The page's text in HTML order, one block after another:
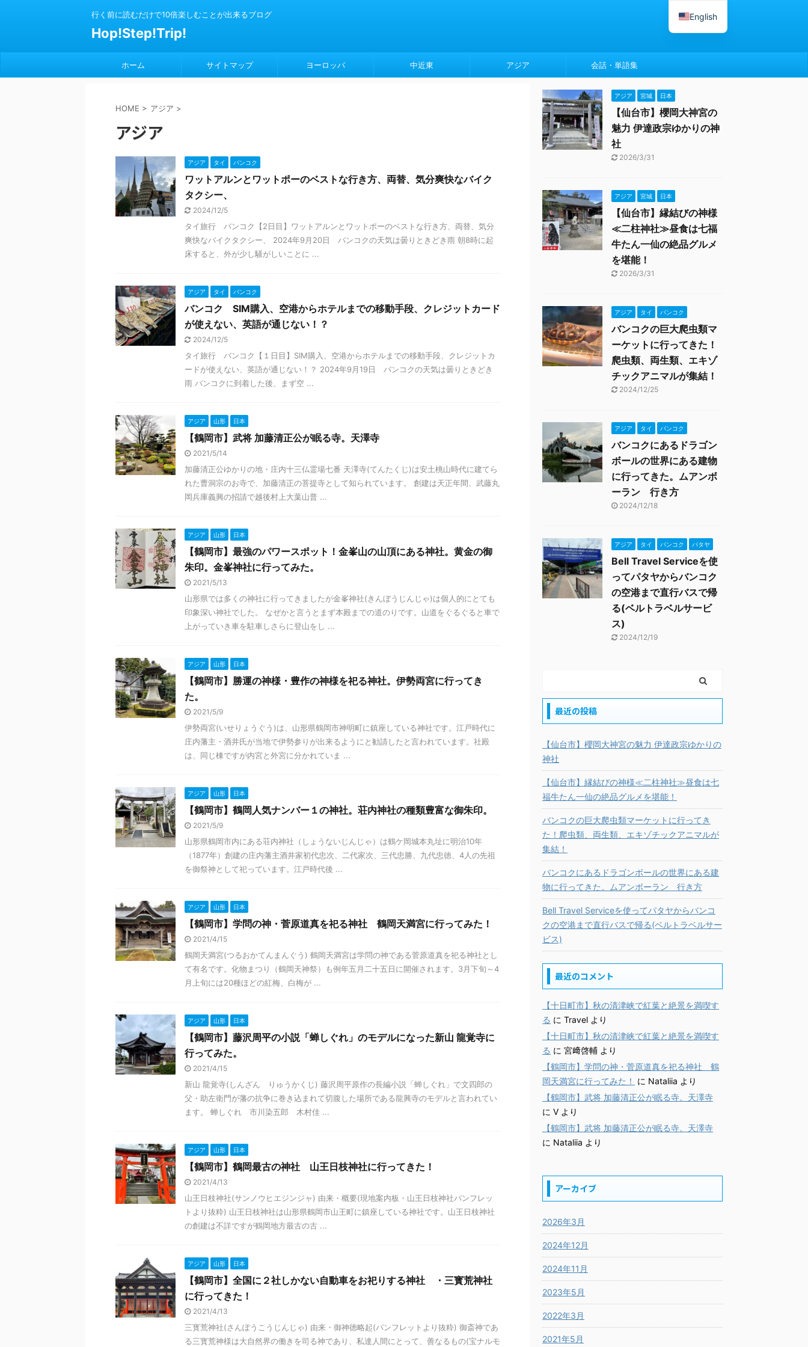
行く前に読むだけで10倍楽しむことが出来るブログ
Hop!Step!Trip!
ホーム サイトマップ ヨーロッパ 中近東 アジア 会話・単語集
HOME > アジア >
アジア
アジア タイ バンコク
ワットアルンとワットポーのベストな行き方、両替、気分爽快なバイク
タクシー、
2024/12/5
タイ旅行 バンコク【2日目】ワットアルンとワットポーのベストな行き方、両替、気分
爽快なバイクタクシー、 2024年9月20日 バンコクの天気は曇りときどき雨 朝8時に起
床すると、外が少し騒がしいことに ...
アジア タイ バンコク
バンコク SIM購入、空港からホテルまでの移動手段、クレジットカード
が使えない、英語が通じない！？
2024/12/5
タイ旅行 バンコク【１日目】SIM購入、空港からホテルまでの移動手段、クレジットカ
ードが使えない、英語が通じない！？ 2024年9月19日 バンコクの天気は曇りときどき
雨 バンコクに到着した後、まず空 ...
アジア 山形 日本
【鶴岡市】武将 加藤清正公が眠る寺。天澤寺
2021/5/14
加藤清正公ゆかりの地・庄内十三仏霊場七番 天澤寺(てんたくじ)は安土桃山時代に建てら
れた曹洞宗のお寺で、加藤清正の菩提寺として知られています。 創建は天正年間、武藤丸
岡兵庫義興の招請で越後村上大葉山普 ...
アジア 山形 日本
【鶴岡市】最強のパワースポット！金峯山の山頂にある神社。黄金の御
朱印。金峯神社に行ってみた。
2021/5/13
山形県では多くの神社に行ってきましたが金峯神社(きんぼうじんじゃ)は個人的にとても
印象深い神社でした。 なぜかと言うとまず本殿までの道のりです。山道をぐるぐると車で
上がっていき車を駐車しさらに登山をし ...
アジア 山形 日本
【鶴岡市】勝運の神様・豊作の神様を祀る神社。伊勢両宮に行ってき
た。
2021/5/9
伊勢両宮(いせりょうぐう)は、山形県鶴岡市神明町に鎮座している神社です。江戸時代に
庄内藩主・酒井氏が当地で伊勢参りが出来るようにと勧請したと言われています。社殿
は、同じ棟ですが内宮と外宮に分かれていま ...
アジア 山形 日本
【鶴岡市】鶴岡人気ナンバー１の神社。荘内神社の種類豊富な御朱印。
2021/5/9
山形県鶴岡市内にある荘内神社（しょうないじんじゃ）は鶴ケ岡城本丸址に明治10年
（1877年）創建の庄内藩主酒井家初代忠次、二代家次、三代忠勝、九代忠徳、4人の先祖
を御祭神として祀っています。江戸時代後 ...
アジア 山形 日本
【鶴岡市】学問の神・菅原道真を祀る神社 鶴岡天満宮に行ってみた！
2021/4/15
鶴岡天満宮(つるおかてんまんぐう) 鶴岡天満宮は学問の神である菅原道真を祀る神社とし
て有名です。化物まつり（鶴岡天神祭）も例年五月二十五日に開催されます。3月下旬～4
月上旬には20種ほどの紅梅、白梅が ...
アジア 山形 日本
【鶴岡市】藤沢周平の小説「蝉しぐれ」のモデルになった新山 龍覚寺に
行ってみた。
2021/4/15
新山 龍覚寺(しんざん りゅうかくじ) 藤沢周平原作の長編小説「蝉しぐれ」で文四郎の
父・助左衛門が藩の抗争に巻き込まれて切腹した場所である龍興寺のモデルと言われてい
ます。 蝉しぐれ 市川染五郎 木村佳 ...
アジア 山形 日本
【鶴岡市】鶴岡最古の神社 山王日枝神社に行ってきた！
2021/4/13
山王日枝神社(サンノウヒエジンジャ) 由来・概要(現地案内板・山王日枝神社パンフレッ
トより抜粋) 山王日枝神社は山形県鶴岡市山王町に鎮座している神社です。山王日枝神社
の創建は不詳ですが鶴岡地方最古の古 ...
アジア 山形 日本
【鶴岡市】全国に２社しかない自動車をお祀りする神社 ・三寳荒神社
に行ってきた！
2021/4/13
三寳荒神社(さんぽうこうじんじゃ) 由来・御神徳略起(パンフレットより抜粋) 御斎神であ
る三寳荒神様は大自然界の働きを司る神であり、私達人間にとって、善なるもの(宝ナルモ
アジア 宮城 日本
【仙台市】櫻岡大神宮の
魅力 伊達政宗ゆかりの神
社
2026/3/31
アジア 宮城 日本
【仙台市】縁結びの神様
≪二柱神社≫昼食は七福
牛たん一仙の絶品グルメ
を堪能！
2026/3/31
アジア タイ バンコク
バンコクの巨大爬虫類マ
ーケットに行ってきた！
爬虫類、両生類、エキゾ
チックアニマルが集結！
2024/12/25
アジア タイ バンコク
バンコクにあるドラゴン
ボールの世界にある建物
に行ってきた。ムアンボ
ーラン 行き方
2024/12/18
アジア タイ バンコク パタヤ
Bell Travel Serviceを使
ってパタヤからバンコク
の空港まで直行バスで帰
る(ベルトラベルサービ
ス)
2024/12/19
最近の投稿
【仙台市】櫻岡大神宮の魅力 伊達政宗ゆかりの
神社
【仙台市】縁結びの神様≪二柱神社≫昼食は七
福牛たん一仙の絶品グルメを堪能！
バンコクの巨大爬虫類マーケットに行ってき
た！爬虫類、両生類、エキゾチックアニマルが
集結！
バンコクにあるドラゴンボールの世界にある建
物に行ってきた。ムアンボーラン 行き方
Bell Travel Serviceを使ってパタヤからバンコ
クの空港まで直行バスで帰る(ベルトラベルサー
ビス)
最近のコメント
【十日町市】秋の清津峡で紅葉と絶景を満喫す
る に Travel より
【十日町市】秋の清津峡で紅葉と絶景を満喫す
る に 宮﨑啓輔 より
【鶴岡市】学問の神・菅原道真を祀る神社 鶴
岡天満宮に行ってみた！
に Nataliia より
【鶴岡市】武将 加藤清正公が眠る寺。天澤寺
に V より
【鶴岡市】武将 加藤清正公が眠る寺。天澤寺
に Nataliia より
アーカイブ
2026年3月
2024年12月
2024年11月
2023年5月
2022年3月
2021年5月
English